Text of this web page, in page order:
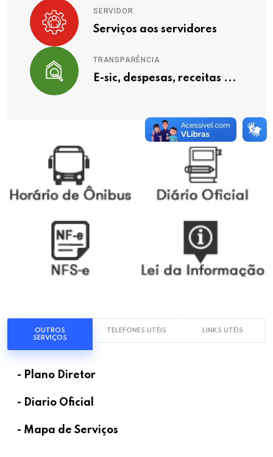
SERVIDOR
Serviços aos servidores
TRANSPARÊNCIA
E-sic, despesas, receitas ...
OUTROS
SERVIÇOS
TELEFONES UTÉIS LINKS UTÉIS
- Plano Diretor
- Diario Oficial
- Mapa de Serviços